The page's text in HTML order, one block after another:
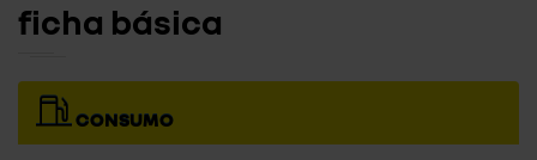
ficha básica
CONSUMO